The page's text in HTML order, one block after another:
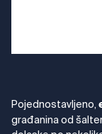
Pojednostavljeno,
građanina od